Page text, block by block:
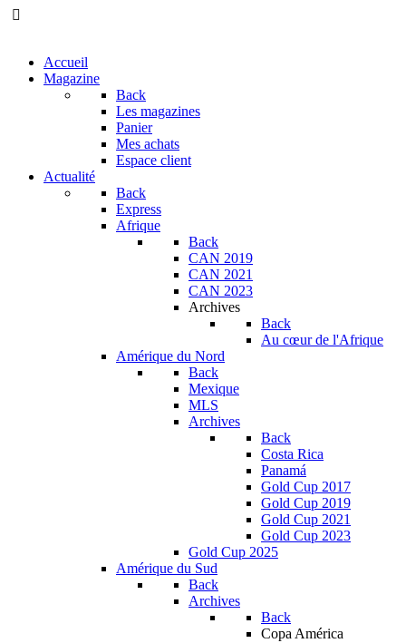
Accueil
Magazine
Back
Les magazines
Panier
Mes achats
Espace client
Actualité
Back
Express
Afrique
Back
CAN 2019
CAN 2021
CAN 2023
Archives
Back
Au cœur de l'Afrique
Amérique du Nord
Back
Mexique
MLS
Archives
Back
Costa Rica
Panamá
Gold Cup 2017
Gold Cup 2019
Gold Cup 2021
Gold Cup 2023
Gold Cup 2025
Amérique du Sud
Back
Archives
Back
Copa América